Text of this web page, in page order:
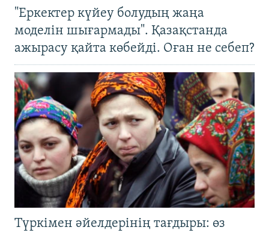
"Еркектер күйеу болудың жаңа
моделін шығармады". Қазақстанда
ажырасу қайта көбейді. Оған не себеп?
Түркімен әйелдерінің тағдыры: өз